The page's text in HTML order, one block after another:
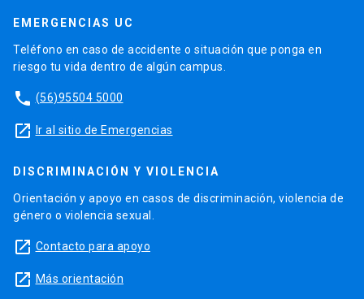
EMERGENCIAS UC
Teléfono en caso de accidente o situación que ponga en
riesgo tu vida dentro de algún campus.
phone (56)95504 5000
launch Ir al sitio de Emergencias
DISCRIMINACIÓN Y VIOLENCIA
Orientación y apoyo en casos de discriminación, violencia de
género o violencia sexual.
launch Contacto para apoyo
launch Más orientación